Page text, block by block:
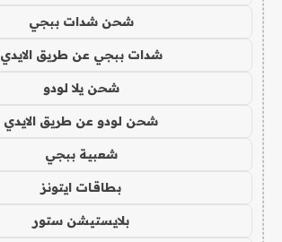
شحن شدات ببجي
شدات ببجي عن طريق الايدي
شحن يلا لودو
شحن لودو عن طريق الايدي
شعبية ببجي
بطاقات ايتونز
بلايستيشن ستور